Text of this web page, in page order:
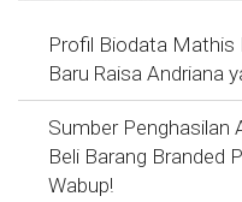
Profil Biodata Mathis
Baru Raisa Andriana
Sumber Penghasilan
Beli Barang Branded
Wabup!